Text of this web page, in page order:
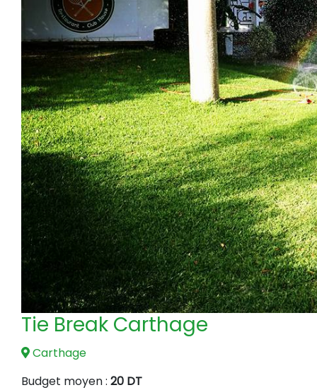
Tie Break Carthage
Carthage
Budget moyen : 20 DT